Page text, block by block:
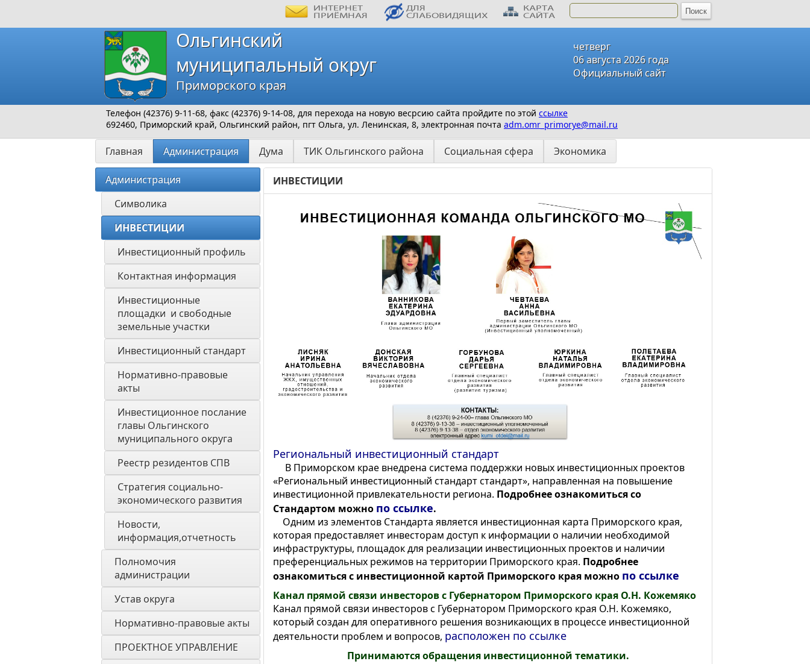
четверг
06 августа 2026 года
Официальный сайт
Ольгинский
муниципальный округ
Приморского края
Телефон (42376) 9-11-68, факс (42376) 9-14-08, для перехода на новую весрсию сайта пройдите по этой ссылке
692460, Приморский край, Ольгинский район, пгт Ольга, ул. Ленинская, 8, электронная почта adm.omr_primorye@mail.ru
Главная Администрация Дума ТИК Ольгинского района Социальная сфера Экономика
Администрация
Символика
ИНВЕСТИЦИИ
Инвестиционный профиль
Контактная информация
Инвестиционные
площадки  и свободные
земельные участки
Инвестиционный стандарт
Нормативно-правовые
акты
Инвестиционное послание
главы Ольгинского
муниципального округа
Реестр резидентов СПВ
Стратегия социально-
экономического развития
Новости,
информация,отчетность
Полномочия
администрации
Устав округа
Нормативно-правовые акты
ПРОЕКТНОЕ УПРАВЛЕНИЕ
ИНВЕСТИЦИИ
Региональный инвестиционный стандарт
В Приморском крае внедрена система поддержки новых инвестиционных проектов
«Региональный инвестиционный стандарт стандарт», направленная на повышение
инвестиционной привлекательности региона. Подробнее ознакомиться со
Стандартом можно по ссылке.
Одним из элементов Стандарта является инвестиционная карта Приморского края,
которая предоставляет инвесторам доступ к информации о наличии необходимой
инфраструктуры, площадок для реализации инвестиционных проектов и наличии
преференциальных режимов на территории Приморского края. Подробнее
ознакомиться с инвестиционной картой Приморского края можно по ссылке
Канал прямой связи инвесторов с Губернатором Приморского края О.Н. Кожемяко
Канал прямой связи инвесторов с Губернатором Приморского края О.Н. Кожемяко,
который создан для оперативного решения возникающих в процессе инвестиционной
деятельности проблем и вопросов, расположен по ссылке
Принимаются обращения инвестиционной тематики.